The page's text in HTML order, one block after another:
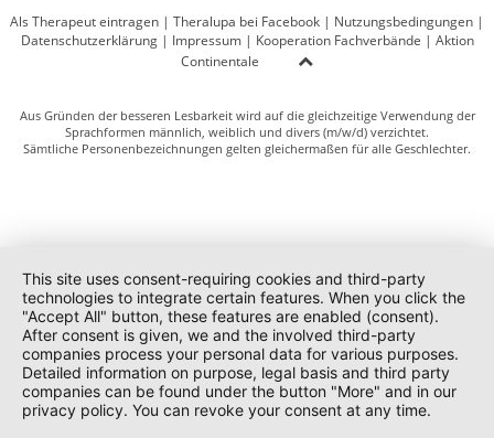
Als Therapeut eintragen | Theralupa bei Facebook | Nutzungsbedingungen |
Datenschutzerklärung| Impressum| Kooperation Fachverbände | Aktion
Continentale
Aus Gründen der besseren Lesbarkeit wird auf die gleichzeitige Verwendung der
Sprachformen männlich, weiblich und divers (m/w/d) verzichtet.
Sämtliche Personenbezeichnungen gelten gleichermaßen für alle Geschlechter.
This site uses consent-requiring cookies and third-party
technologies to integrate certain features. When you click the
"Accept All" button, these features are enabled (consent).
After consent is given, we and the involved third-party
companies process your personal data for various purposes.
Detailed information on purpose, legal basis and third party
companies can be found under the button "More" and in our
privacy policy. You can revoke your consent at any time.